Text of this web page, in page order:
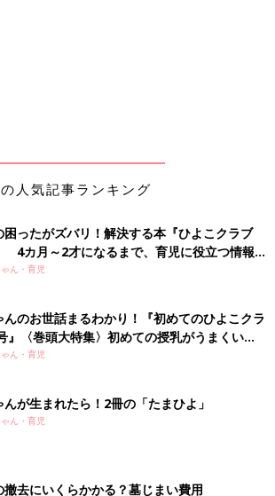
人気記事ランキング
困ったがズバリ！解決する本『ひよこクラブ
4カ月～2才になるまで、育児に役立つ情報が
い！
ん・育児
んのお世話まるわかり！『初めてのひよこクラ
』〈巻頭大特集〉初めての授乳がうまくい
っぱい・ミルクの基本と夏のトラブル 解決テ
ん・育児
んが生まれたら！2冊の「たまひよ」
ん・育児
撤去にいくらかかる？墓じまい費用